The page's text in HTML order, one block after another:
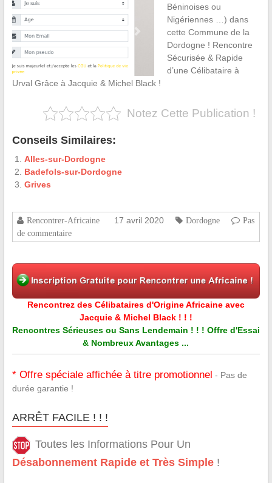
Béninoises ou
Nigériennes …) dans
cette Commune de la
Dordogne ! Rencontre
Sécurisée & Rapide
d’une Célibataire à
Urval Grâce à Jacquie & Michel Black !
Notez Cette Publication !
Conseils Similaires:
Alles-sur-Dordogne
Badefols-sur-Dordogne
Grives
Rencontrer-Africaine 17 avril 2020 Dordogne
Pas
de commentaire
Rencontrez des Célibataires d'Origine Africaine avec
Jacquie & Michel Black ! ! !
Rencontres Sérieuses ou Sans Lendemain ! ! ! Offre d'Essai
& Nombreux Avantages ...
* Offre spéciale affichée à titre promotionnel - Pas de
durée garantie !
ARRÊT FACILE ! ! !
Toutes les Informations Pour Un
Désabonnement Rapide et Très Simple!